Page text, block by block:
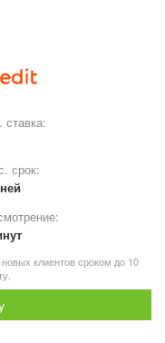
ставка:
срок:
клиентов сроком до 10